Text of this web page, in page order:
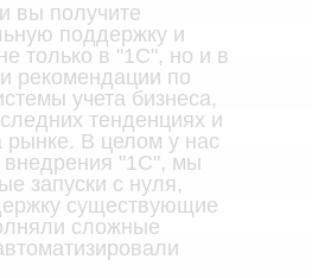
вы получите
поддержку и
только в "1С", но и в
рекомендации по
учета бизнеса,
тенденциях и
рынке. В целом у нас
"1С", мы
запуски с нуля,
существующие
сложные